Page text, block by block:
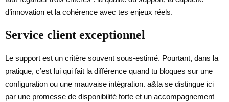
d’innovation et la cohérence avec tes enjeux réels.
Service client exceptionnel
Le support est un critère souvent sous-estimé. Pourtant, dans la
pratique, c’est lui qui fait la différence quand tu bloques sur une
configuration ou une mauvaise intégration. a&ta se distingue ici
par une promesse de disponibilité forte et un accompagnement